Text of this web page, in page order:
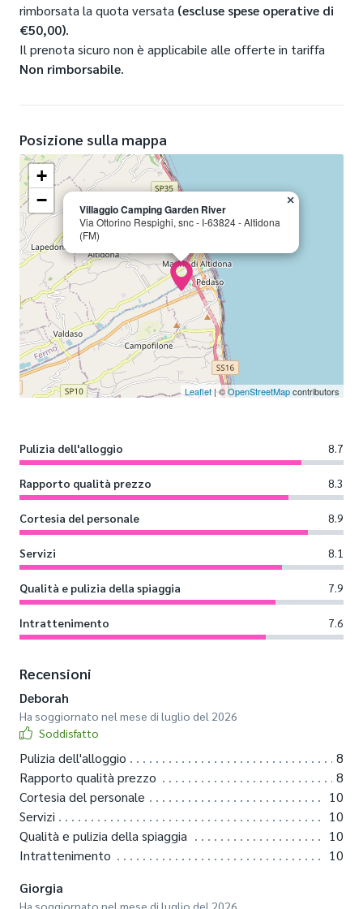
rimborsata la quota versata (escluse spese operative di
€50,00).
Il prenota sicuro non è applicabile alle offerte in tariffa
Non rimborsabile.
Posizione sulla mappa
Villaggio Camping Garden River
Via Ottorino Respighi, snc - I-63824 - Altidona
(FM)
×
+
−
Leaflet | ©OpenStreetMapcontributors
Pulizia dell'alloggio 8.7
Rapporto qualità prezzo 8.3
Cortesia del personale 8.9
Servizi 8.1
Qualità e pulizia della spiaggia 7.9
Intrattenimento 7.6
Recensioni
Deborah
Ha soggiornato nel mese di luglio del 2026
Soddisfatto
Pulizia dell'alloggio
8
Rapporto qualità prezzo
8
Cortesia del personale
10
Servizi
10
Qualità e pulizia della spiaggia
10
Intrattenimento
10
Giorgia
Ha soggiornato nel mese di luglio del 2026